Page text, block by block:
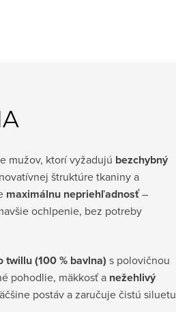
mužov, ktorí vyžadujú bezchybný
štruktúre tkaniny a
maximálnu nepriehľadnosť–
ochlpenie, bez potreby
(100 % bavlna) s polovičnou
pohodlie, mäkkosť a nežehlivý
postáv a zaručuje čistú siluetu